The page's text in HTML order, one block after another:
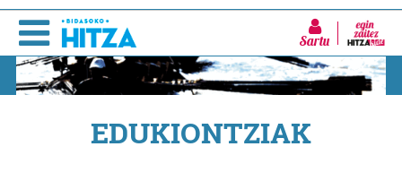
Sartu
EDUKIONTZIAK